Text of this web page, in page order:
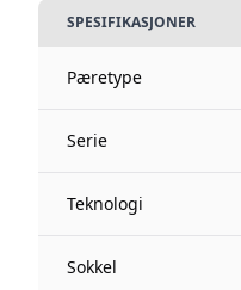
SPESIFIKASJONER
Pæretype
Serie
Teknologi
Sokkel